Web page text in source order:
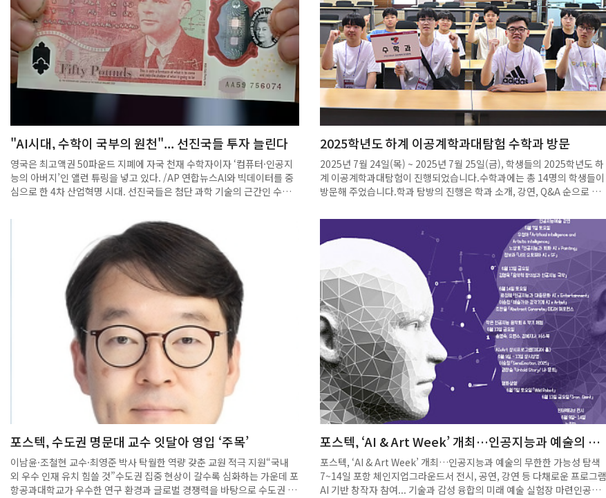
하였다. 방문 일정 동안 양교는 MOU 체결식을 진행하고, 수학과 운영위
원회 간담회, 연구분야별 간담회 그리고 포스텍 대외부총장과의 공식 면
담 등 심도 있는 교류 활동을 이어갔다. 특히 대외부총장님과의 면담에서
는 향후 양교 간 국제 공동연구 및 인재 교류 방안에 대한 폭넓은 논의가 이
뤄졌으며, 이는 교류 협력의 실질적 확대로 이어질 것으로 기대된다. 이를
통해 포스텍과 ENCU는 향후 학문적 협력과 연구 교류를 더욱 활성화할
계획이다.
으로 인류가 불확실성 속에서 질서를 찾아온 과정을 소개한다. 또, 불확실
성을 이해하고 이에 대응하는 수학적 사고의 힘을 강조할 예정이다.한편,
오는 30일에는 홍영준 서울대 수리과학부 교수가 '수치해석학, 근사와 과
학계산의 예술'을 주제로, 10월 25일에는 박형주 아주대 석좌교수가 '근·
현대 한국 수학의 파노라마'를 주제로 각각 수학 대중화 강연을 이어간다.
"AI시대, 수학이 국부의 원천"... 선진국들 투자 늘린다
영국은 최고액권 50파운드 지폐에 자국 천재 수학자이자 ‘컴퓨터·인공지
능의 아버지’인 앨런 튜링을 넣고 있다. /AP 연합뉴스AI와 빅데이터를 중
심으로 한 4차 산업혁명 시대. 선진국들은 첨단 과학 기술의 근간인 수학
자본주의의 시대: 수학의 힘이 세상을 바꾼다’는 제목의 보고서를 냈다.
“4차 산업혁명 승자가 되기 위해 필요한 건 첫째도 수학, 둘째도 수학, 셋
째도 수학”이라며 “수학은 파괴적 혁신을 일으킬 보편적이고 강력한 도구
로, 국부(國富)의 원천이 될 것”이라는 것. 기초과학 강국인 일본은 대학
수학 교육을 더욱 쇄신하고 전공자 처우도 크게 개선하고 있다.산업혁명
과 자본주의의 발상지인 영국도 ‘수학의 시대’란 총리 보고서에서 “AI부터
첨단 의학, 스마트시티, 자율 주행 자동차, 항공우주 등 21세기 산업의 심
장은 수학”이라고 선언했다. 또 “수학의 투자액 대비 경제 가치 창출 효과
는 588배로, 물리학·공학·화학을 압도한다”고 했다. 최고액권인 50파운
드 지폐엔 자국의 천재 수학자 앨런 튜링을 넣었다.미국과 기술 패권을 다
투는 중국도 주요 국립대를 중심으로 수학 인재를 발굴해 집중적으로 키우
는 ‘기초 강화 계획’을 집행 중이다.송용진 인하대 수학과 명예교수는 “인
류는 미래에 기존 방법론으로 안 되는 것들에 도전해야 하는데, 수학으로
익힌 사고력과 문제 해결 능력이 큰 힘을 발휘한다”며 “수학을 이해하는
사람만이 새로운 패러다임에 적응할 것”이라고 했다.
2025학년도 하계 이공계학과대탐험 수학과 방문
2025년 7월 24일(목) ~ 2025년 7월 25일(금), 학생들의 2025학년도 하
계 이공계학과대탐험이 진행되었습니다.수학과에는 총 14명의 학생들이
방문해 주었습니다.학과 탐방의 진행은 학과 소개, 강연, Q&A 순으로 진
경석 교수님께서 진행을 도와주셨습니다.
포스텍, 수도권 명문대 교수 잇달아 영입 ‘주목’
이남윤·조철현 교수·최영준 박사 탁월한 역량 갖춘 교원 적극 지원“국내
외 우수 인재 유치 힘쓸 것”수도권 집중 현상이 갈수록 심화하는 가운데 포
항공과대학교가 우수한 연구 환경과 글로벌 경쟁력을 바탕으로 수도권 명
포스텍, ‘AI & Art Week’ 개최…인공지능과 예술의 무
한한 가능성 탐색
포스텍, ‘AI & Art Week’ 개최…인공지능과 예술의 무한한 가능성 탐색
7~14일 포항 체인지업그라운드서 전시, 공연, 강연 등 다채로운 프로그램
AI 기반 창작자 참여... 기술과 감성 융합의 미래 예술 실험장 마련인공지